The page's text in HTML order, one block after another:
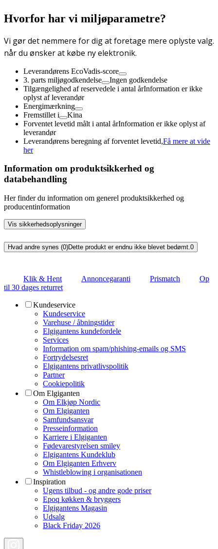
Hvorfor har vi miljøparametre?
Vi gør det nemmere for dig at foretage mere oplyste valg.
når du ønsker at købe ny elektronik.
Leverandørens EcoVadis-score
3. parts miljøgodkendelse
Ingen godkendelse
Tilgængelighed af reservedele i antal årInformation er ikke
oplyst af leverandør
Energimærkning
Fremstillet i
Kina
Forventet levetid målt i antal årInformation er ikke oplyst af
leverandør
Leverandørens beregning af forventet levetid,Få mere at vide
her
Information om produktsikkerhed og
databehandling
Her finder du information om generel produktsikkerhed og
producentinformation
Vis sikkerhedsoplysninger
Hvad andre synes (0)Dette produkt er endnu ikke blevet bedømt.0
Klik & Hent Annoncegaranti Prismatch
Op
til 30 dages returret
Kundeservice
Kundeservice
Varehuse / åbningstider
Elgigantens kundefordele
Services
Information om spam/phishing-emails og SMS
Fortrydelsesret
Elgigantens privatlivspolitik
Partner
Cookiepolitik
Om Elgiganten
Om Elkjøp Nordic
Om Elgiganten
Samfundsansvar
Presseinformation
Karriere i Elgiganten
Fødevarestyrelsen smiley
Elgigantens Kundeklub
Om Elgiganten Erhverv
Whistleblowing i organisationen
Inspiration
Ugens tilbud - og andre gode priser
Epoq køkken & bryggers
Elgigantens Magasin
Udsalg
Black Friday 2026